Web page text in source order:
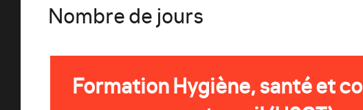
Nombre de jours
Formation Hygiène, santé et